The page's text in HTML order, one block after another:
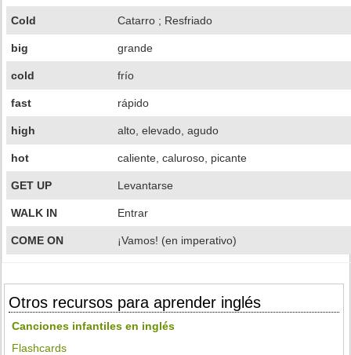
Cold Catarro ; Resfriado
big grande
cold frío
fast rápido
high alto, elevado, agudo
hot caliente, caluroso, picante
GET UP Levantarse
WALK IN Entrar
COME ON ¡Vamos! (en imperativo)
Otros recursos para aprender inglés
Canciones infantiles en inglés
Flashcards